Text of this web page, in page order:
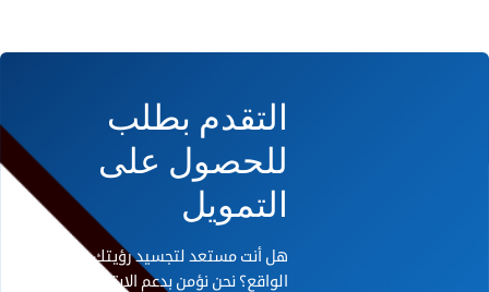
التقدم بطلب
للحصول على
التمويل
هل أنت مستعد لتجسيد رؤيتك على أرض
الواقع؟ نحن نؤمن بدعم الابتكار. إذا كان